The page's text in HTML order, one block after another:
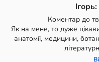
Ігорь:
Коментар до
Як на мене, то дуже
анатомії, медицини,